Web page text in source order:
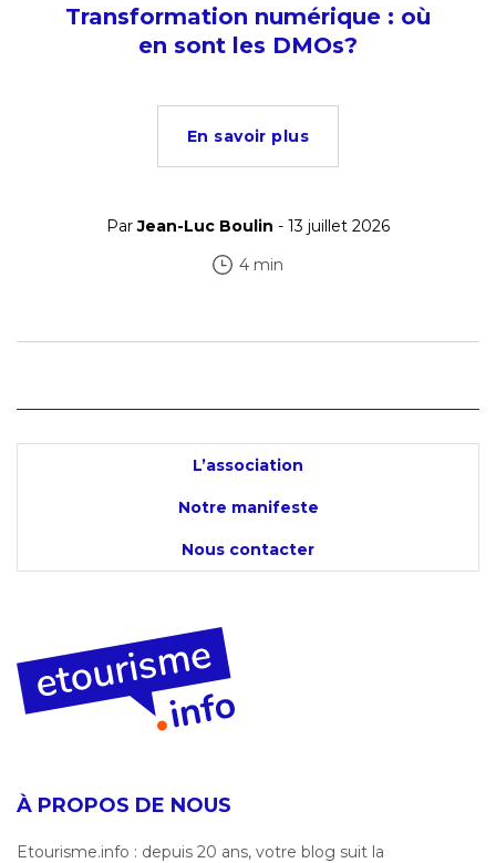
Transformation numérique : où
en sont les DMOs?
En savoir plus
ParJean-Luc Boulin - 13 juillet 2026
4 min
L’association
Notre manifeste
Nous contacter
À PROPOS DE NOUS
Etourisme.info : depuis 20 ans, votre blog suit la